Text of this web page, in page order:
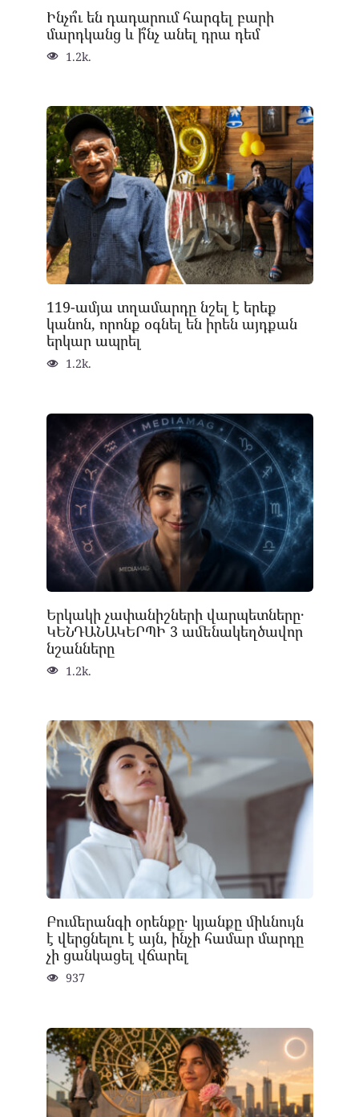
Ինչո՞ւ են դադարում հարգել բարի
մարդկանց և ի՞նչ անել դրա դեմ
1.2k.
119-ամյա տղամարդը նշել է երեք
կանոն, որոնք օգնել են իրեն այդքան
երկար ապրել
1.2k.
Երկակի չափանիշների վարպետները․
ԿԵՆԴԱՆԱԿԵՐՊԻ 3 ամենակեղծավոր
նշանները
1.2k.
Բումերանգի օրենքը․ կյանքը միևնույն
է վերցնելու է այն, ինչի համար մարդը
չի ցանկացել վճարել
937